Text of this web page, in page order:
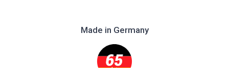
Made in Germany